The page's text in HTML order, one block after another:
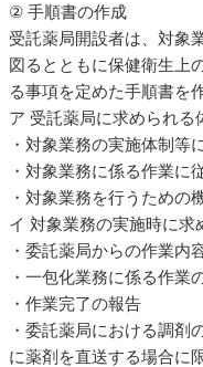
② 手順書の作成
受託薬局開設者は、対象
図るとともに保健衛生上
る事項を定めた手順書を
ア 受託薬局に求められる
・対象業務の実施体制等
・対象業務に係る作業に
・対象業務を行うための
イ 対象業務の実施時に
・委託薬局からの作業内
・一包化業務に係る作業
・作業完了の報告
・委託薬局における調剤
に薬剤を直送する場合に